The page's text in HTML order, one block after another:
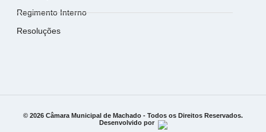
Regimento Interno
Resoluções
© 2026 Câmara Municipal de Machado - Todos os Direitos Reservados.
Desenvolvido por